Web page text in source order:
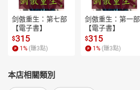
剑傲重生：第七部
【電子書】
$315
1 % (賺3點)
剑傲重生：第一部
【電子書】
$315
1 % (賺3點)
本店相關類別